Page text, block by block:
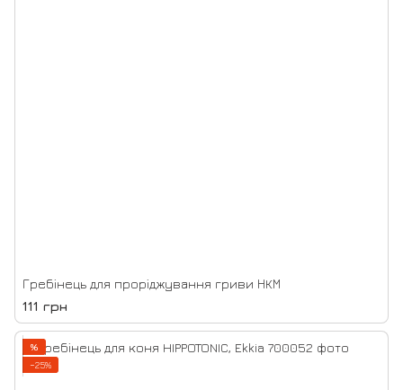
Гребінець для проріджування гриви НКМ
111 грн
%
−25%